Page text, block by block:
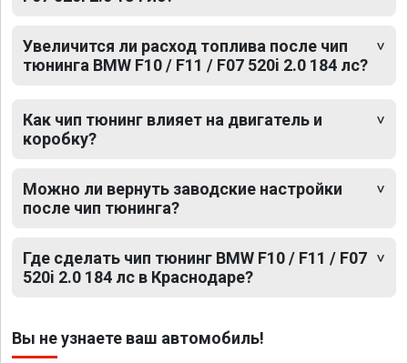
Увеличится ли расход топлива после чип
тюнинга BMW F10 / F11 / F07 520i 2.0 184 лс?
Как чип тюнинг влияет на двигатель и
коробку?
Можно ли вернуть заводские настройки
после чип тюнинга?
Где сделать чип тюнинг BMW F10 / F11 / F07
520i 2.0 184 лс в Краснодаре?
Вы не узнаете ваш автомобиль!